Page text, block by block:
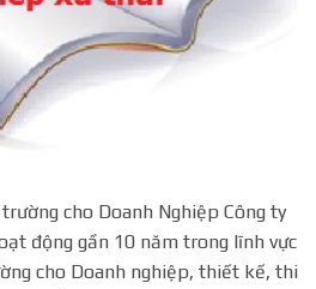
cho Doanh Nghiệp Công ty
động gần 10 năm trong lĩnh vực
cho Doanh nghiệp, thiết kế, thi